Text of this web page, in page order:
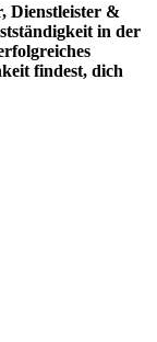
Dienstleister &
in der
findest, dich